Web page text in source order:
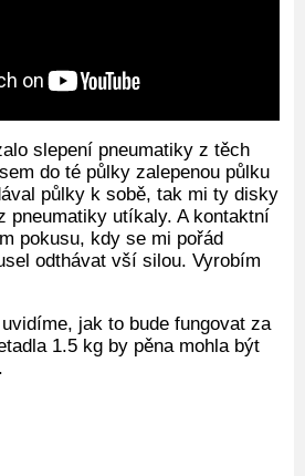
slepení pneumatiky z těch
do té půlky zalepenou půlku
půlky k sobě, tak mi ty disky
pneumatiky utíkaly. A kontaktní
pokusu, kdy se mi pořád
odthávat vší silou. Vyrobím
jak to bude fungovat za
1.5 kg by pěna mohla být